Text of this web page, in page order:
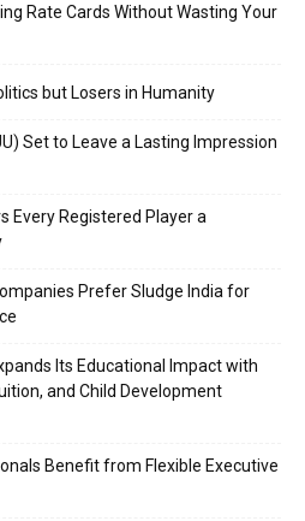
Rate Cards Without Wasting Your
but Losers in Humanity
Set to Leave a Lasting Impression
Every Registered Player a
Prefer Sludge India for
Its Educational Impact with
and Child Development
Benefit from Flexible Executive